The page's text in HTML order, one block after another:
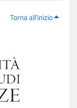
Torna all'inizio